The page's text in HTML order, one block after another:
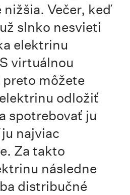
nižšia. Večer, keď
slnko nesvieti
elektrinu
virtuálnou
môžete
odložiť
spotrebovať ju
najviac
Za takto
následne
distribučné